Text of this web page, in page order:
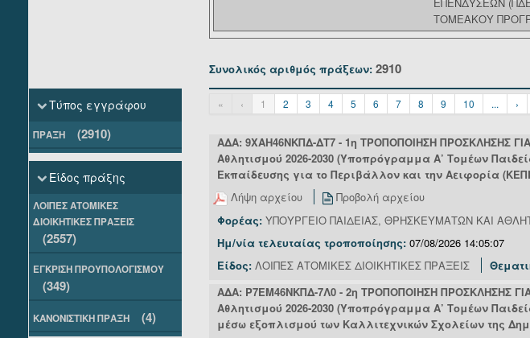
ΤΟΜΕΑΚΟΥ
Τύπος εγγράφου
ΠΡΑΞΗ (2910)
Είδος πράξης
ΛΟΙΠΕΣ ΑΤΟΜΙΚΕΣ
ΔΙΟΙΚΗΤΙΚΕΣ ΠΡΑΞΕΙΣ
(2557)
ΕΓΚΡΙΣΗ ΠΡΟΥΠΟΛΟΓΙΣΜΟΥ
(349)
ΚΑΝΟΝΙΣΤΙΚΗ ΠΡΑΞΗ (4)
Συνολικός αριθμός πράξεων: 2910
« ‹ 1 2 3 4 5 6 7 8 9 10 ... ›
ΑΔΑ: 9ΧΑΗ46ΝΚΠΔ-ΔΤ7 - 1η ΤΡΟΠΟΠΟΙΗΣΗ ΠΡΟΣΚΛΗΣΗΣ
Αθλητισμού 2026-2030 (Υποπρόγραμμα Α’ Τομέων
Εκπαίδευσης για το Περιβάλλον και την Αειφορία
Λήψη αρχείου
Προβολή αρχείου
Φορέας: ΥΠΟΥΡΓΕΙΟ ΠΑΙΔΕΙΑΣ, ΘΡΗΣΚΕΥΜΑΤΩΝ ΚΑΙ
Ημ/νία τελευταίας τροποποίησης: 07/08/2026 14:05:07
Είδος: ΛΟΙΠΕΣ ΑΤΟΜΙΚΕΣ ΔΙΟΙΚΗΤΙΚΕΣ ΠΡΑΞΕΙΣ
ΑΔΑ: Ρ7ΕΜ46ΝΚΠΔ-7Λ0 - 2η ΤΡΟΠΟΠΟΙΗΣΗ ΠΡΟΣΚΛΗΣΗΣ
Αθλητισμού 2026-2030 (Υποπρόγραμμα Α’ Τομέων
μέσω εξοπλισμού των Καλλιτεχνικών Σχολείων της